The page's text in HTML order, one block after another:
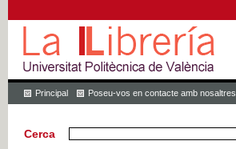
Principal Poseu-vos en contacte amb nosaltres
Cerca